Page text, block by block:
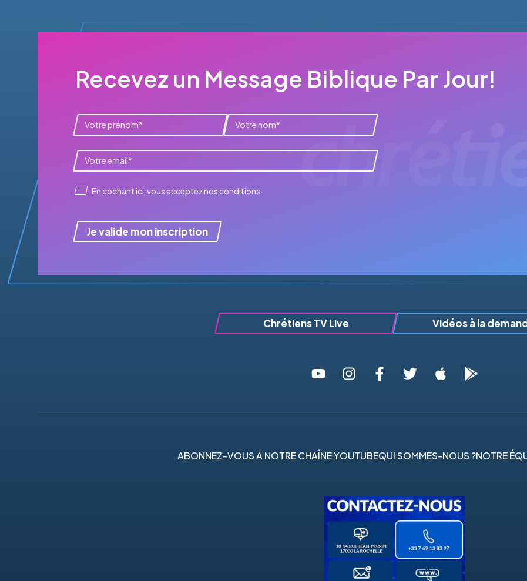
Recevez un Message Biblique Par Jour!
En cochant ici, vous acceptez nos conditions
Je valide mon inscription
Chrétiens TV Live Vidéos à la
ABONNEZ-VOUS A NOTRE CHAÎNE YOUTUBEQUI SOMMES-NOUS ?NOTRE